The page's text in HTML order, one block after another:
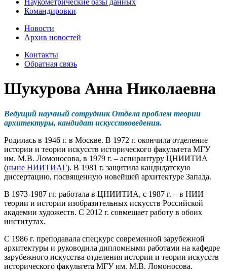
Наукометрические базы данных
Командировки
Новости
Архив новостей
Контакты
Обратная связь
Шукурова Анна Николаевна
Ведущий научный сотрудник Отдела проблем теории
архитектуры, кандидат искусствоведения.
Родилась в 1946 г. в Москве. В 1972 г. окончила отделение
истории и теории искусств исторического факультета МГУ
им. М.В. Ломоносова, в 1979 г. – аспирантуру ЦНИИТИА
(ныне НИИТИАГ). В 1981 г. защитила кандидатскую
диссертацию, посвященную новейшей архитектуре Запада.
В 1973-1987 гг. работала в ЦНИИТИА, с 1987 г. – в НИИ
теории и истории изобразительных искусств Российской
академии художеств. С 2012 г. совмещает работу в обоих
институтах.
С 1986 г. преподавала спецкурс современной зарубежной
архитектуры и руководила дипломными работами на кафедре
зарубежного искусства отделения истории и теории искусств
исторического факультета МГУ им. М.В. Ломоносова.